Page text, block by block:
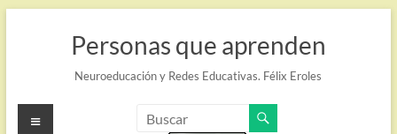
Personas que aprenden
Neuroeducación y Redes Educativas. Félix Eroles
Menú